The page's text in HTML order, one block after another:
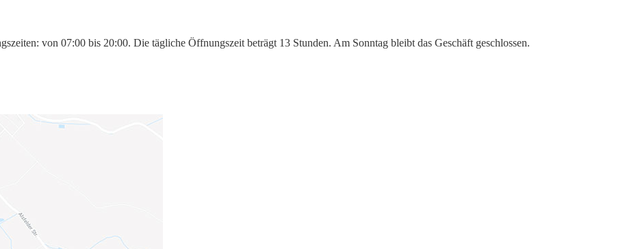
von 07:00 bis 20:00. Die tägliche Öffnungszeit beträgt 13 Stunden. Am Sonntag bleibt das Geschäft geschlossen.